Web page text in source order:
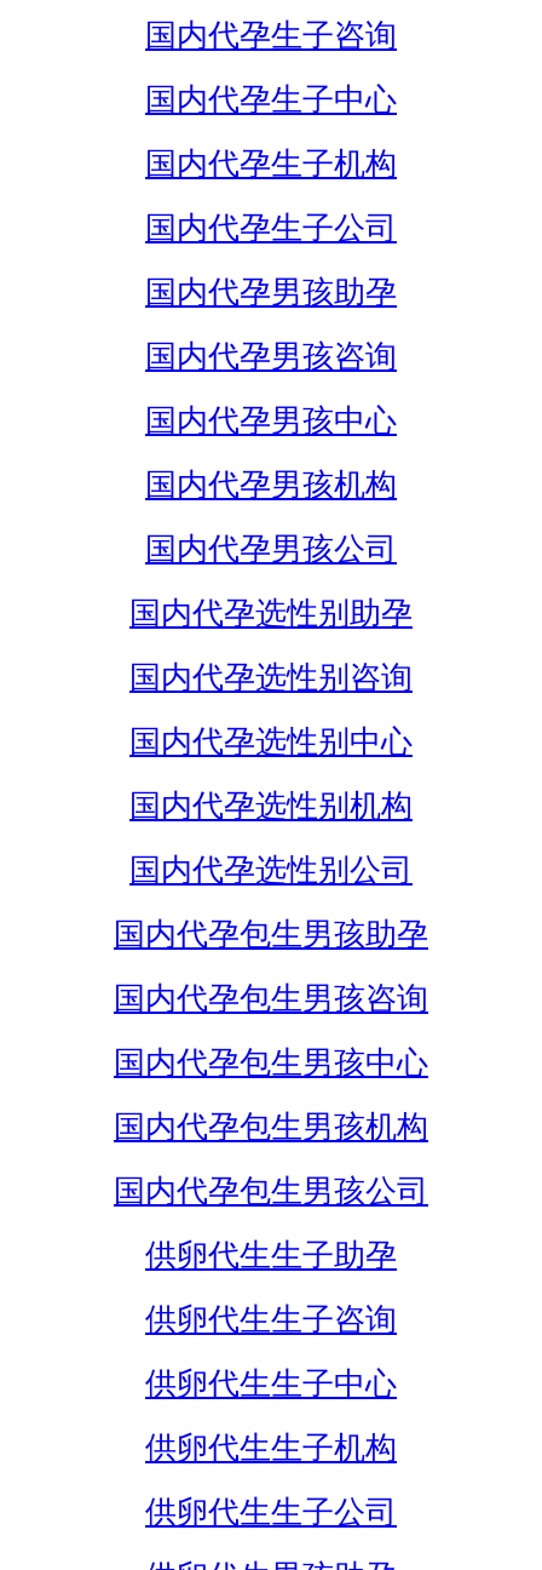
国内代孕生子咨询
国内代孕生子中心
国内代孕生子机构
国内代孕生子公司
国内代孕男孩助孕
国内代孕男孩咨询
国内代孕男孩中心
国内代孕男孩机构
国内代孕男孩公司
国内代孕选性别助孕
国内代孕选性别咨询
国内代孕选性别中心
国内代孕选性别机构
国内代孕选性别公司
国内代孕包生男孩助孕
国内代孕包生男孩咨询
国内代孕包生男孩中心
国内代孕包生男孩机构
国内代孕包生男孩公司
供卵代生生子助孕
供卵代生生子咨询
供卵代生生子中心
供卵代生生子机构
供卵代生生子公司